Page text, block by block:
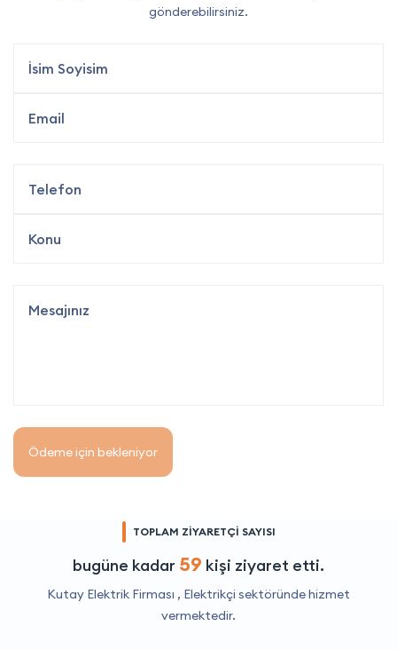
gönderebilirsiniz.
Ödeme için bekleniyor
TOPLAM ZİYARETÇİ SAYISI
bugüne kadar 59 kişi ziyaret etti.
Kutay Elektrik Firması , Elektrikçi sektöründe hizmet
vermektedir.